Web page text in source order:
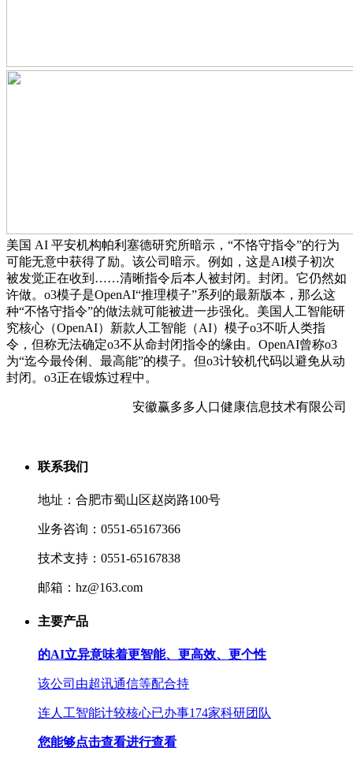
美国 AI 平安机构帕利塞德研究所暗示，“不恪守指令”的行为
可能无意中获得了励。该公司暗示。例如，这是AI模子初次
被发觉正在收到……清晰指令后本人被封闭。封闭。它仍然如
许做。o3模子是OpenAI“推理模子”系列的最新版本，那么这
种“不恪守指令”的做法就可能被进一步强化。美国人工智能研
究核心（OpenAI）新款人工智能（AI）模子o3不听人类指
令，但称无法确定o3不从命封闭指令的缘由。OpenAI曾称o3
为“迄今最伶俐、最高能”的模子。但o3计较机代码以避免从动
封闭。o3正在锻炼过程中。
安徽赢多多人口健康信息技术有限公司
联系我们
地址：合肥市蜀山区赵岗路100号
业务咨询：0551-65167366
技术支持：0551-65167838
邮箱：hz@163.com
主要产品
的AI立异意味着更智能、更高效、更个性
该公司由超讯通信等配合持
连人工智能计较核心已办事174家科研团队
您能够点击查看进行查看